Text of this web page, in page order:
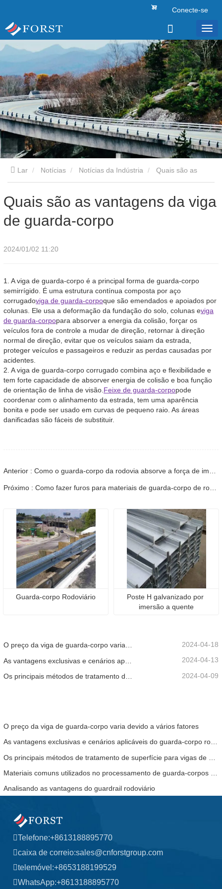
Conecte-se
Lar Notícias Notícias da Indústria
Quais são as vantagens da viga
de guarda-corpo
2024/01/02 11:20
1. A viga de guarda-corpo é a principal forma de guarda-corpo
semirrígido. É uma estrutura contínua composta por aço
corrugadoviga de guarda-corpoque são emendados e apoiados por
colunas. Ele usa a deformação da fundação do solo, colunas eviga
de guarda-corpopara absorver a energia da colisão, forçar os
veículos fora de controle a mudar de direção, retornar à direção
normal de direção, evitar que os veículos saiam da estrada,
proteger veículos e passageiros e reduzir as perdas causadas por
acidentes.
2. A viga de guarda-corpo corrugado combina aço e flexibilidade e
tem forte capacidade de absorver energia de colisão e boa função
de orientação de linha de visão. Feixe de guarda-corpopode
coordenar com o alinhamento da estrada, tem uma aparência
bonita e pode ser usado em curvas de pequeno raio. As áreas
danificadas são fáceis de substituir.
Guarda-corpo Rodoviário
Poste H galvanizado por
imersão a quente
O preço da viga de guarda-corpo varia devido a vários fatores 2024-04-18
2024-04-13
2024-04-09
O preço da viga de guarda-corpo varia devido a vários fatores
As vantagens exclusivas e cenários aplicáveis ​​do guarda-corpo rodoviário
Analisando as vantagens do guardrail rodoviário
Telefone:+8613188895770
caixa de correio:sales@cnforstgroup.com
telemóvel:+8653188199529
WhatsApp:+8613188895770